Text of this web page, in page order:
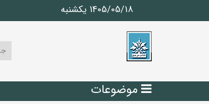
1405/05/18 يكشنبه
موضوعات